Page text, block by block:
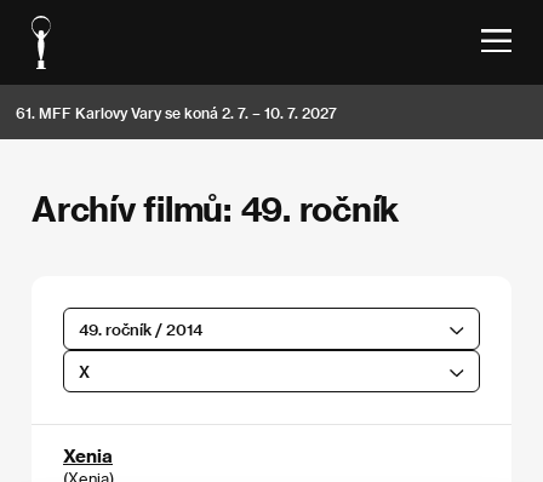
61. MFF Karlovy Vary se koná 2. 7. – 10. 7. 2027
Archív filmů: 49. ročník
49. ročník / 2014
X
Xenia
(Xenia)